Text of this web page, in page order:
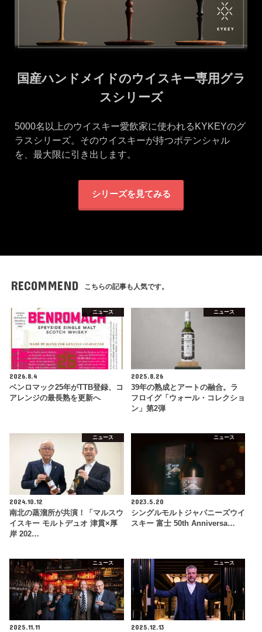
国産ハンドメイドのウイスキー専用グラ
スシリーズ
5000名以上のウイスキー愛飲家に使われるKYKEYのグ
ラスシリーズ。そのウイスキーが持つポテンシャル
を、最大限に引き出します。
シリーズを見てみる
RECOMMEND こちらの記事も人気です。
ニュース
2026.8.4
ベンロマック25年がTTB登録、コ
アレンジの最長熟を更新へ
ニュース
2025.8.26
39年の熟成とアートの融合。ラ
フロイグ「ウォール・コレクショ
ン」第2弾
ニュース
2024.10.12
南北の蒸溜所が共演！「マルスウ
イスキー モルトデュオ 津貫×厚
岸 202…
ニュース
2023.5.20
シングルモルトジャパニーズウイ
スキー 富士 50th Anniversa…
ニュース
2025.11.11
ニュース
2025.12.13